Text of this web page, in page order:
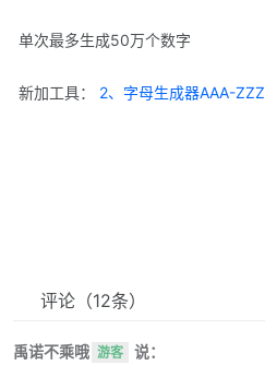
单次最多生成50万个数字
新加工具： 2、字母生成器AAA-ZZZ
评论 （12条）
禹诺不乘哦 游客 说：